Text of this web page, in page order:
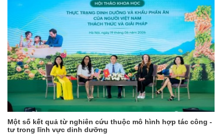
Một số kết quả từ nghiên cứu thuộc mô hình hợp tác công -
tư trong lĩnh vực dinh dưỡng